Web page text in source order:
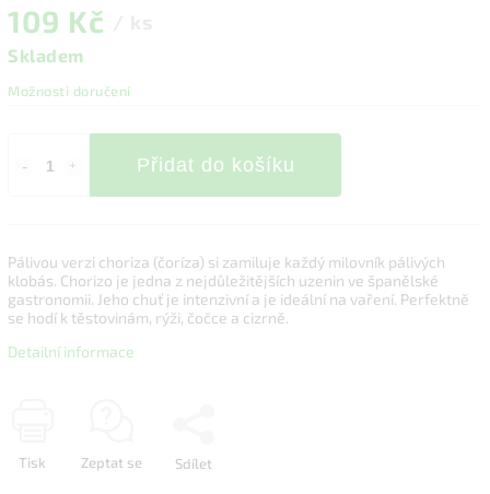
109 Kč
Skladem
Možnosti doručení
Přidat do košíku
Pálivou verzi choriza (čoríza) si zamiluje každý milovník pálivých
klobás. Chorizo je jedna z nejdůležitějších uzenin ve španělské
gastronomii. Jeho chuť je intenzivní a je ideální na vaření. Perfektně
se hodí k těstovinám, rýži, čočce a cizrně.
Detailní informace
Tisk Zeptat se Sdílet